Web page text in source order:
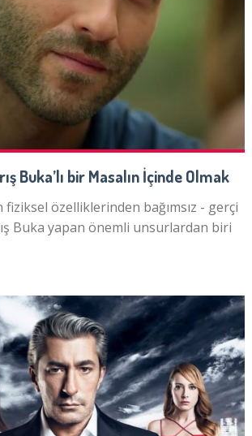
Buka’lı bir Masalın İçinde Olmak
fiziksel özelliklerinden bağımsız - gerçi
Buka yapan önemli unsurlardan biri